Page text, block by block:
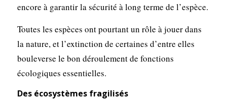
encore à garantir la sécurité à long terme de l’espèce.
Toutes les espèces ont pourtant un rôle à jouer dans
la nature, et l’extinction de certaines d’entre elles
bouleverse le bon déroulement de fonctions
écologiques essentielles.
Des écosystèmes fragilisés